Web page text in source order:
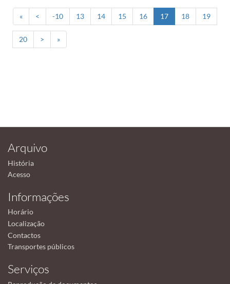
« < -10 13 14 15 16 17 18 19
20 > »
Arquivo
História
Acesso
Informações
Horário
Localização
Contactos
Transportes públicos
Serviços